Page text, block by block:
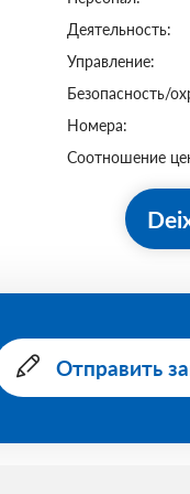
Деятельность:
Управление:
Безопасность/
Номера:
Соотношение
Отправить